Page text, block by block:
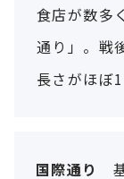
食店が数多
通り」。戦
長さがほぼ
国際通り